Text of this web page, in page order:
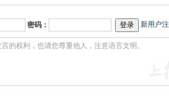
密码： 新用户